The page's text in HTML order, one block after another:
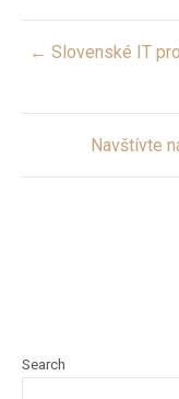
Post
← Slovenské IT
Navštívte
Search